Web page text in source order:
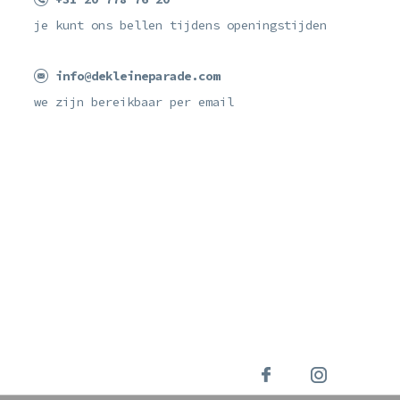
je kunt ons bellen tijdens openingstijden
info@dekleineparade.com
we zijn bereikbaar per email